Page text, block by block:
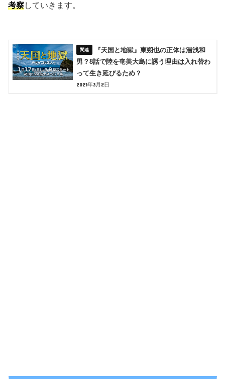
考察していきます。
『天国と地獄』東朔也の正体は湯浅和
男？8話で陸を奄美大島に誘う理由は入れ替わ
って生き延びるため？
2021年3月2日